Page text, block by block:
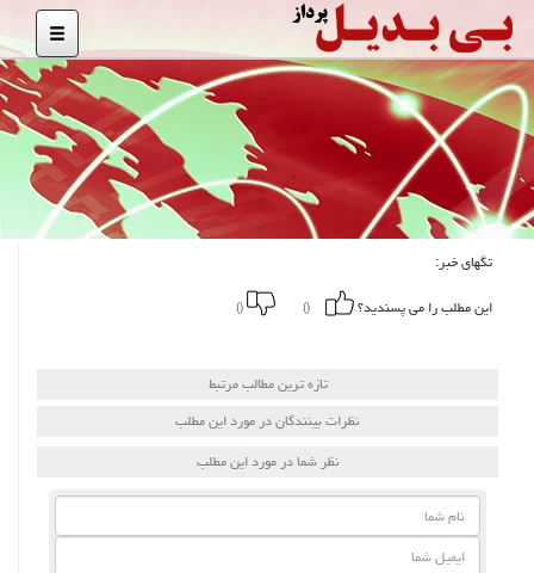
تگهای خبر:
این مطلب را می پسندید؟
()
()
تازه ترین مطالب مرتبط
نظرات بینندگان در مورد این مطلب
نظر شما در مورد این مطلب